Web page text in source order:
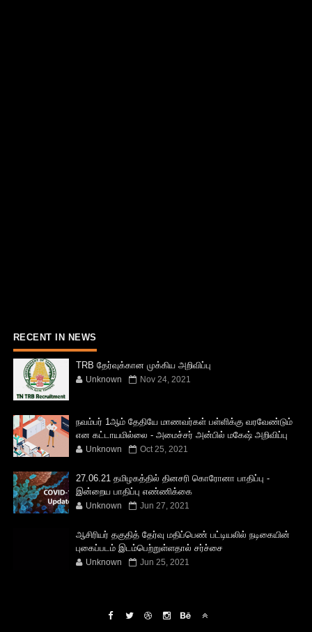
RECENT IN NEWS
TRB தேர்வுக்கான முக்கிய அறிவிப்பு
Unknown Nov 24, 2021
நவம்பர் 1ஆம் தேதியே மாணவர்கள் பள்ளிக்கு வரவேண்டும்
என கட்டாயமில்லை - அமைச்சர் அன்பில் மகேஷ் அறிவிப்பு
Unknown Oct 25, 2021
27.06.21 தமிழகத்தில் தினசரி கொரோனா பாதிப்பு -
இன்றைய பாதிப்பு எண்ணிக்கை
Unknown Jun 27, 2021
ஆசிரியர் தகுதித் தேர்வு மதிப்பெண் பட்டியலில் நடிகையின்
புகைப்படம் இடம்பெற்றுள்ளதால் சர்ச்சை
Unknown Jun 25, 2021